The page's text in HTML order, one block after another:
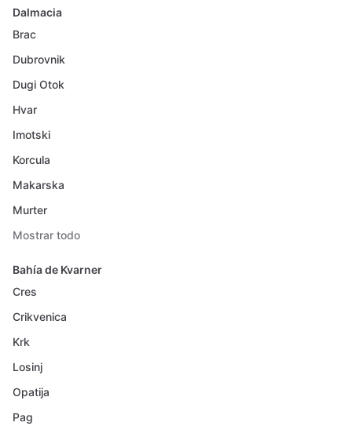
Dalmacia
Brac
Dubrovnik
Dugi Otok
Hvar
Imotski
Korcula
Makarska
Murter
Mostrar todo
Bahía de Kvarner
Cres
Crikvenica
Krk
Losinj
Opatija
Pag